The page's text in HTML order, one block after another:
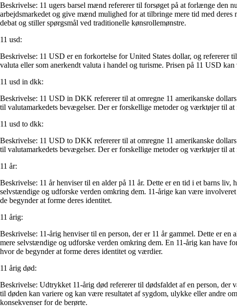
Beskrivelse: 11 ugers barsel mænd refererer til forsøget på at forlænge den
arbejdsmarkedet og give mænd mulighed for at tilbringe mere tid med
debat og stiller spørgsmål ved traditionelle kønsrollemønstre.
11 usd:
Beskrivelse: 11 USD er en forkortelse for United States dollar, og refererer
valuta eller som anerkendt valuta i handel og turisme. Prisen på 11 USD
11 usd in dkk:
Beskrivelse: 11 USD in DKK refererer til at omregne 11 amerikanske
til valutamarkedets bevægelser. Der er forskellige metoder og værktøjer til
11 usd to dkk:
Beskrivelse: 11 USD to DKK refererer til at omregne 11 amerikanske
til valutamarkedets bevægelser. Der er forskellige metoder og værktøjer til
11 år:
Beskrivelse: 11 år henviser til en alder på 11 år. Dette er en tid i et barns
selvstændige og udforske verden omkring dem. 11-årige kan være
de begynder at forme deres identitet.
11 årig:
Beskrivelse: 11-årig henviser til en person, der er 11 år gammel. Dette er
mere selvstændige og udforske verden omkring dem. En 11-årig kan have
hvor de begynder at forme deres identitet og værdier.
11 årig død:
Beskrivelse: Udtrykket 11-årig død refererer til dødsfaldet af en person, der
til døden kan variere og kan være resultatet af sygdom, ulykke eller andre
konsekvenser for de berørte.